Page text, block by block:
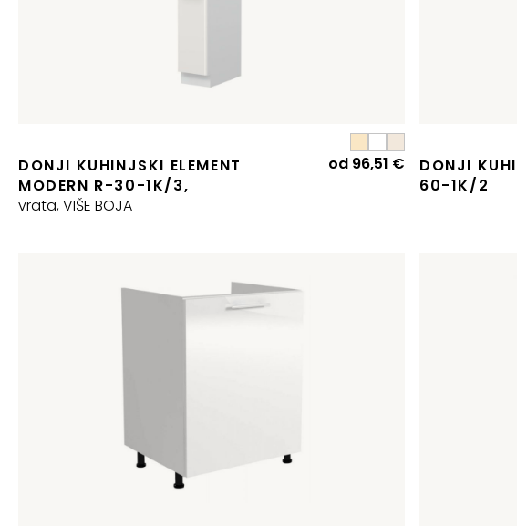
DONJI KUHINJSKI ELEMENT
MODERN R-30-1K/3,
vrata, VIŠE BOJA
od 96,51 €
DONJI
60-1K/2